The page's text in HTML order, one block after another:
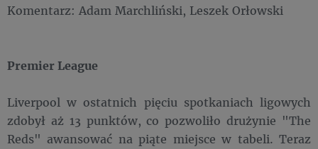
Komentarz: Adam Marchliński, Leszek Orłowski
Premier League
Liverpool w ostatnich pięciu spotkaniach ligowych
zdobył aż 13 punktów, co pozwoliło drużynie "The
Reds" awansować na piąte miejsce w tabeli. Teraz